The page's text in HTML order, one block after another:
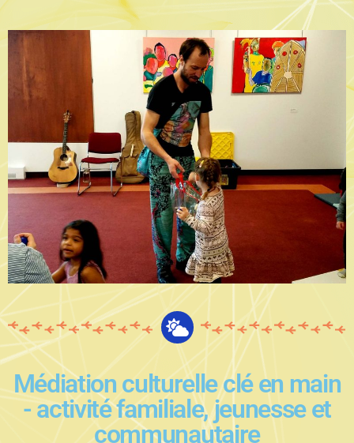
Médiation culturelle clé en main
- activité familiale, jeunesse et
communautaire